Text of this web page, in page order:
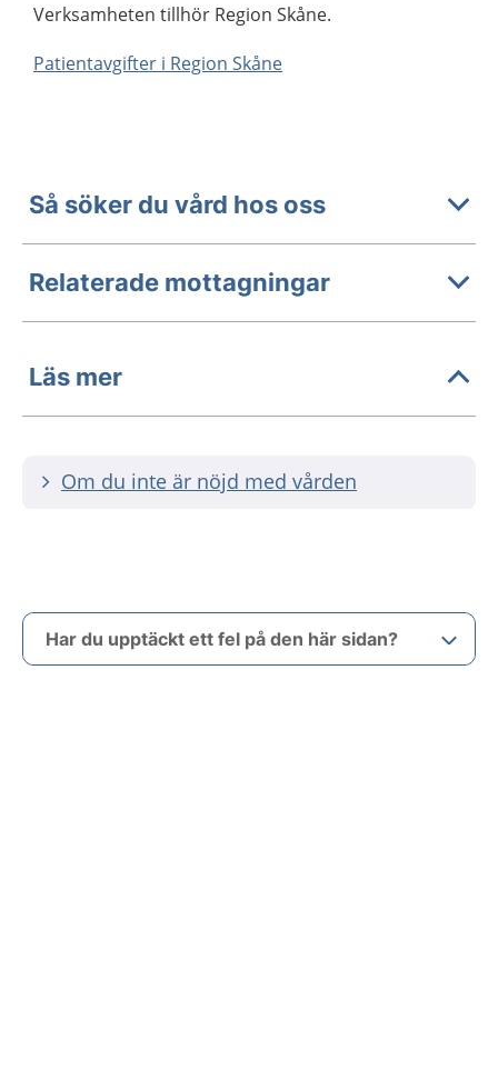
Verksamheten tillhör Region Skåne.
Patientavgifter i Region Skåne
Så söker du vård hos oss
Relaterade mottagningar
Läs mer
Om du inte är nöjd med vården
Har du upptäckt ett fel på den här sidan?